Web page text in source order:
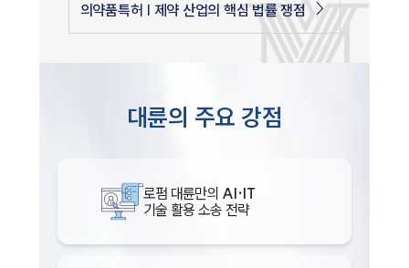
만화로 보는 사례
의약품특허 | 제약 산업의 핵심 법률 쟁점
대륜의 주요 강점
로펌 대륜만의 AI·IT
기술 활용 소송 전략